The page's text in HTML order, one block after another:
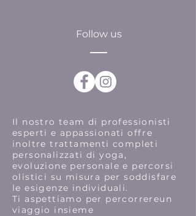
Follow us
Il nostro team di professionisti
esperti e appassionati offre
inoltre trattamenti completi
personalizzati di yoga,
evoluzione personale e percorsi
olistici su misura per soddisfare
le esigenze individuali.
Ti aspettiamo per percorrereun
viaggio insieme